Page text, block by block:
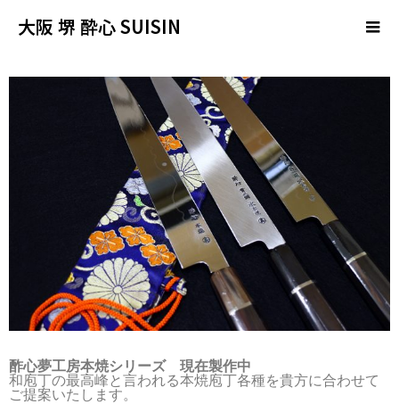
大阪 堺 酔心 SUISIN
酢心夢工房本焼シリーズ 現在製作中
和庖丁の最高峰と言われる本焼庖丁各種を貴方に合わせて
ご提案いたします。